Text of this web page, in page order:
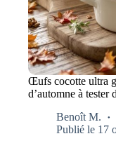
Œufs cocotte ultra
d’automne à tester
Benoît M.
Publié le 17